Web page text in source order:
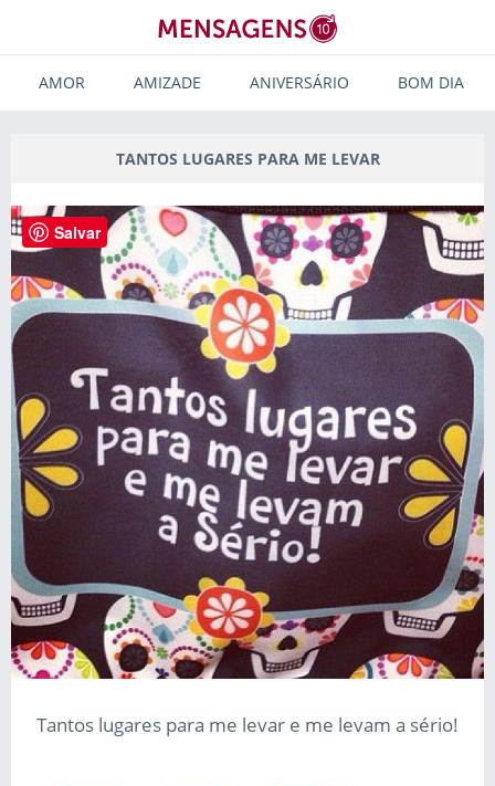
AMOR AMIZADE ANIVERSÁRIO BOM DIA
TANTOS LUGARES PARA ME LEVAR
Tantos lugares para me levar e me levam a sério!
Salvar